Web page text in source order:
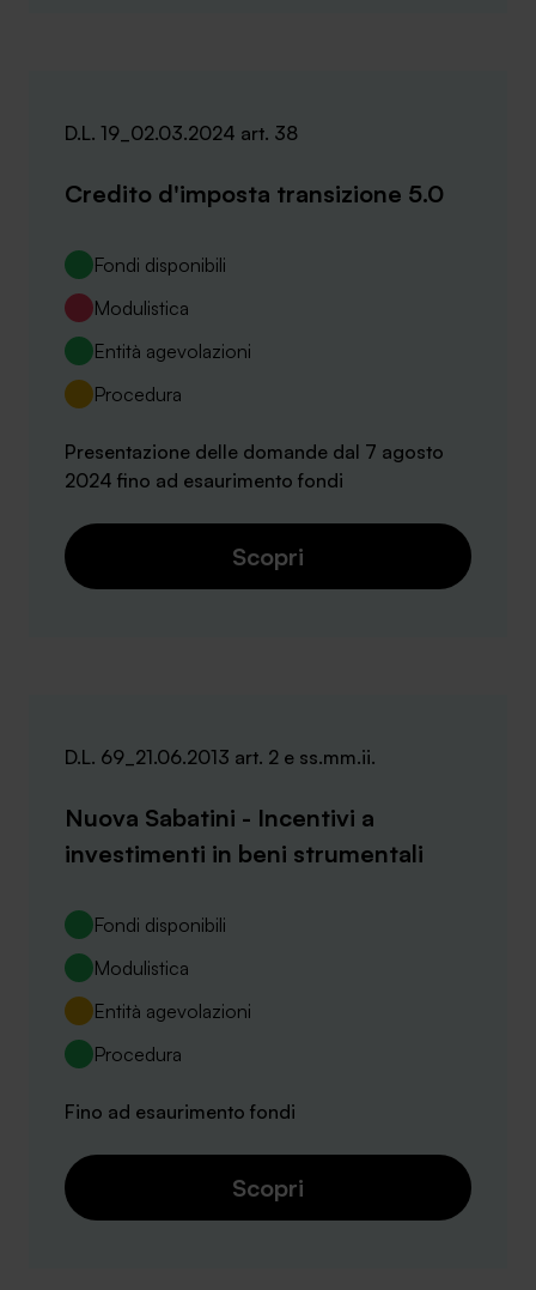
D.L. 19_02.03.2024 art. 38
Credito d'imposta transizione 5.0
Fondi disponibili
Modulistica
Entità agevolazioni
Procedura
Presentazione delle domande dal 7 agosto
2024 fino ad esaurimento fondi
Scopri
D.L. 69_21.06.2013 art. 2 e ss.mm.ii.
Nuova Sabatini - Incentivi a
investimenti in beni strumentali
Fondi disponibili
Modulistica
Entità agevolazioni
Procedura
Fino ad esaurimento fondi
Scopri